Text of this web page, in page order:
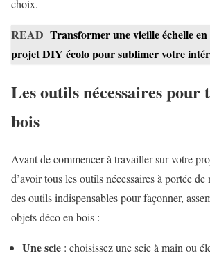
choix.
READ Transformer une vieille échelle
projet DIY écolo pour sublimer votre
Les outils nécessaires
bois
Avant de commencer à travailler sur votre
d’avoir tous les outils nécessaires à portée
des outils indispensables pour façonner,
objets déco en bois :
Une scie : choisissez une scie à main ou